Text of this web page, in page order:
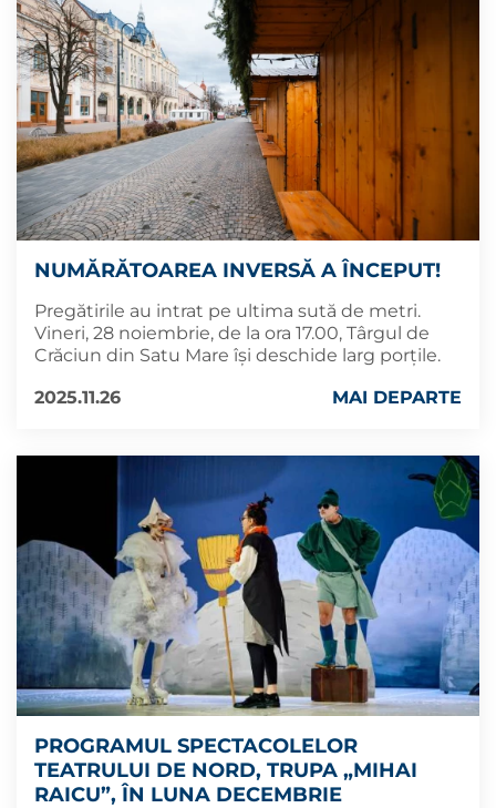
NUMĂRĂTOAREA INVERSĂ A ÎNCEPUT!
Pregătirile au intrat pe ultima sută de metri.
Vineri, 28 noiembrie, de la ora 17.00, Târgul de
Crăciun din Satu Mare își deschide larg porțile.
2025.11.26
MAI DEPARTE
PROGRAMUL SPECTACOLELOR
TEATRULUI DE NORD, TRUPA „MIHAI
RAICU”, ÎN LUNA DECEMBRIE